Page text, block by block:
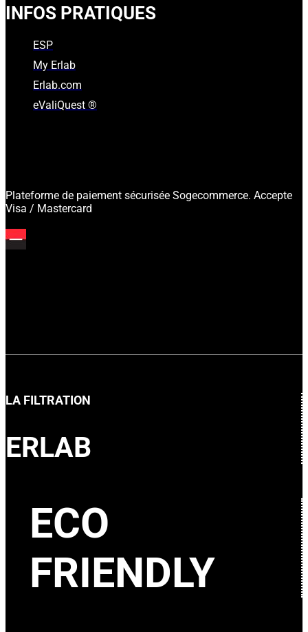
INFOS PRATIQUES
ESP
My Erlab
Erlab.com
eValiQuest ®
Plateforme de paiement sécurisée Sogecommerce. Accepte
Visa / Mastercard
LA FILTRATION
ERLAB
ECO
FRIENDLY